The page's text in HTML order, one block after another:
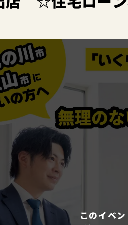
このイベ